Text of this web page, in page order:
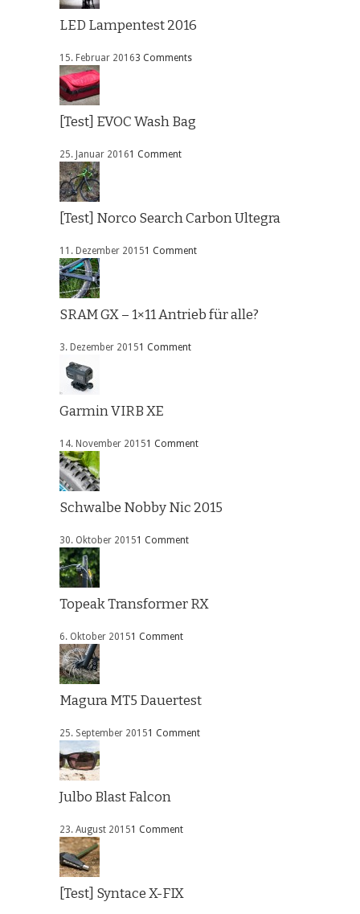
LED Lampentest 2016
15. Februar 20163 Comments
[Test] EVOC Wash Bag
25. Januar 20161 Comment
[Test] Norco Search Carbon Ultegra
11. Dezember 20151 Comment
SRAM GX – 1×11 Antrieb für alle?
3. Dezember 20151 Comment
Garmin VIRB XE
14. November 20151 Comment
Schwalbe Nobby Nic 2015
30. Oktober 20151 Comment
Topeak Transformer RX
6. Oktober 20151 Comment
Magura MT5 Dauertest
25. September 20151 Comment
Julbo Blast Falcon
23. August 20151 Comment
[Test] Syntace X-FIX